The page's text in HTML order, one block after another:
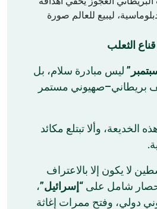
ليبيع للعالم صورة
” ليس مبادرة سلام، بل
بريطاني–صهيوني مستمر
الخديعة، وألا تبتلع مكائد
لا يكون إلا بالاعتراف
شامل على “ إسرائيل”،
دولي، وفتح ممرات إغاثة